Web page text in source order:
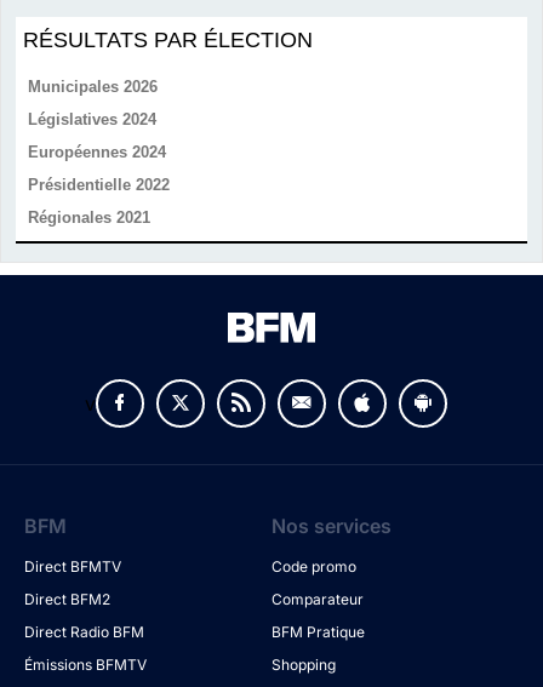
RÉSULTATS PAR ÉLECTION
Municipales 2026
Législatives 2024
Européennes 2024
Présidentielle 2022
Régionales 2021
v
BFM
Direct BFMTV
Direct BFM2
Direct Radio BFM
Émissions BFMTV
Nos services
Code promo
Comparateur
BFM Pratique
Shopping